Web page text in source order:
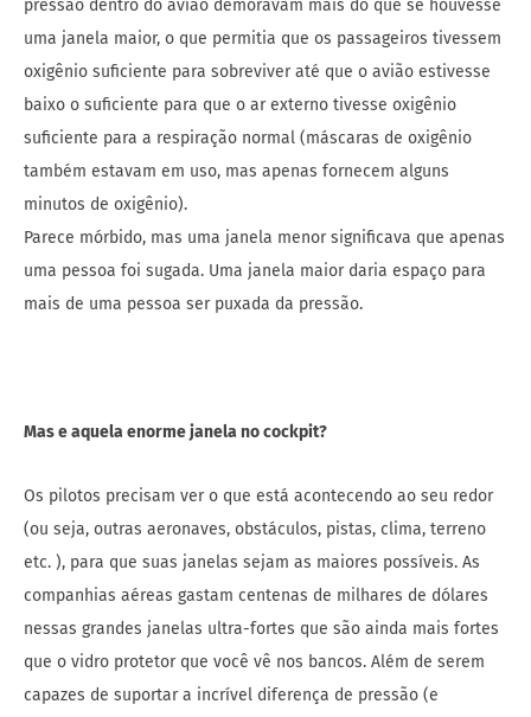
pressão dentro do avião demoravam mais do que se houvesse
uma janela maior, o que permitia que os passageiros tivessem
oxigênio suficiente para sobreviver até que o avião estivesse
baixo o suficiente para que o ar externo tivesse oxigênio
suficiente para a respiração normal (máscaras de oxigênio
também estavam em uso, mas apenas fornecem alguns
minutos de oxigênio).
Parece mórbido, mas uma janela menor significava que apenas
uma pessoa foi sugada. Uma janela maior daria espaço para
mais de uma pessoa ser puxada da pressão.
Mas e aquela enorme janela no cockpit?
Os pilotos precisam ver o que está acontecendo ao seu redor
(ou seja, outras aeronaves, obstáculos, pistas, clima, terreno
etc. ), para que suas janelas sejam as maiores possíveis. As
companhias aéreas gastam centenas de milhares de dólares
nessas grandes janelas ultra-fortes que são ainda mais fortes
que o vidro protetor que você vê nos bancos. Além de serem
capazes de suportar a incrível diferença de pressão (e